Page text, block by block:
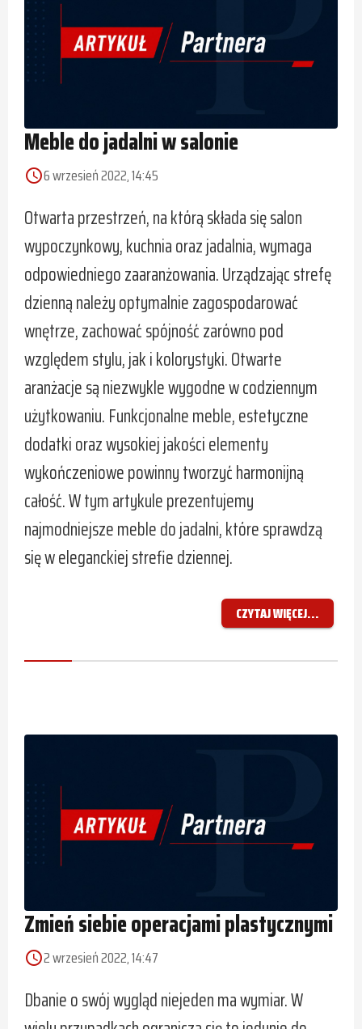
Meble do jadalni w salonie
access_time6 wrzesień 2022, 14:45
Otwarta przestrzeń, na którą składa się salon
wypoczynkowy, kuchnia oraz jadalnia, wymaga
odpowiedniego zaaranżowania. Urządzając strefę
dzienną należy optymalnie zagospodarować
wnętrze, zachować spójność zarówno pod
względem stylu, jak i kolorystyki. Otwarte
aranżacje są niezwykle wygodne w codziennym
użytkowaniu. Funkcjonalne meble, estetyczne
dodatki oraz wysokiej jakości elementy
wykończeniowe powinny tworzyć harmonijną
całość. W tym artykule prezentujemy
najmodniejsze meble do jadalni, które sprawdzą
się w eleganckiej strefie dziennej.
CZYTAJ WIĘCEJ...
Zmień siebie operacjami plastycznymi
access_time2 wrzesień 2022, 14:47
Dbanie o swój wygląd niejeden ma wymiar. W